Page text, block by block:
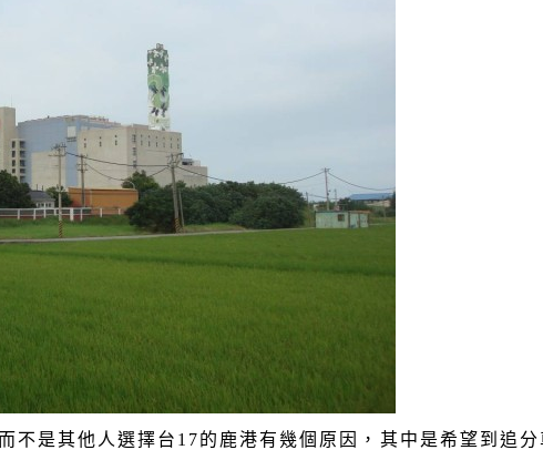
不是其他人選擇台 17的鹿港有幾個原因，其中是希望到追